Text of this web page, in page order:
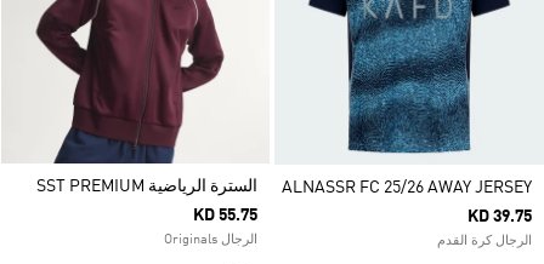
ALNASSR FC 25/26 AWAY JERSEY
KD 39.75
الرجال كرة القدم
السترة الرياضية SST PREMIUM
KD 55.75
الرجال Originals